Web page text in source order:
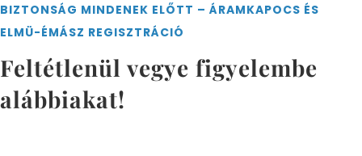
BIZTONSÁG MINDENEK ELŐTT – ÁRAMKAPOCS ÉS
ELMÜ-ÉMÁSZ REGISZTRÁCIÓ
Feltétlenül vegye figyelembe
alábbiakat!